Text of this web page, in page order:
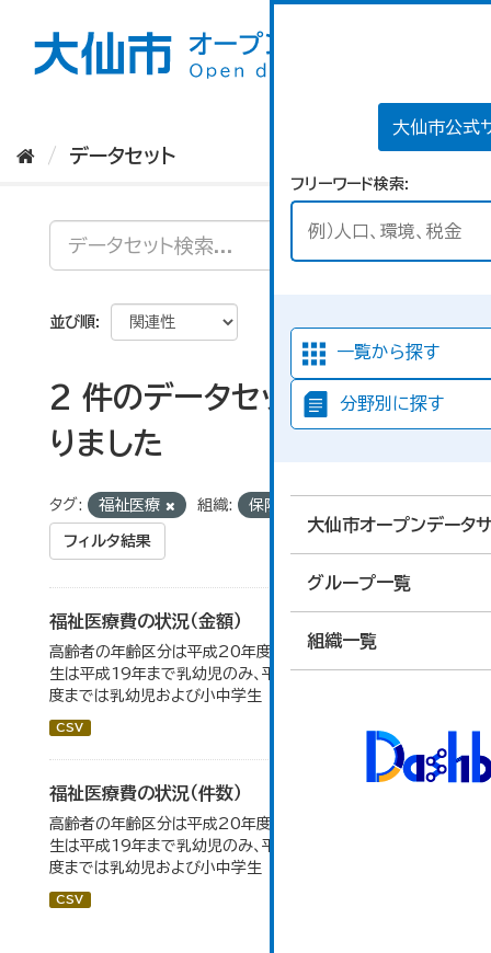
大仙市公式
フリーワード検索
一覧から探す
分野別に探す
大仙市オープンデータ
グループ一覧
組織一覧
データセット
並び順
2 件のデータセットが見つか
りました
タグ: 福祉医療 組織: 保険年金課
フィルタ結果
福祉医療費の状況（金額）
高齢者の年齢区分は平成20年度から変更 乳幼児・小中高
生は平成19年まで乳幼児のみ、平成20年度から令和元年
度までは乳幼児および小中学生
CSV
福祉医療費の状況（件数）
高齢者の年齢区分は平成20年度から変更 乳幼児・小中高
生は平成19年まで乳幼児のみ、平成20年度から令和元年
度までは乳幼児および小中学生
CSV